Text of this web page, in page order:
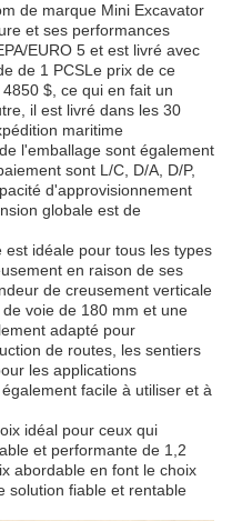
de marque Mini Excavator
et ses performances
EURO 5 et est livré avec
de 1 PCSLe prix de ce
$, ce qui en fait un
il est livré dans les 30
maritime
l'emballage sont également
sont L/C, D/A, D/P,
d'approvisionnement
globale est de
idéale pour tous les types
en raison de ses
de creusement verticale
voie de 180 mm et une
adapté pour
de routes, les sentiers
les applications
facile à utiliser et à
idéal pour ceux qui
et performante de 1,2
abordable en font le choix
solution fiable et rentable